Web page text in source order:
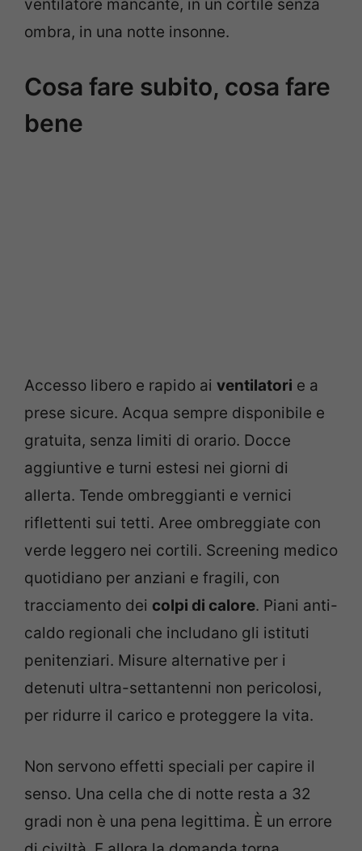
ventilatore mancante, in un cortile senza
ombra, in una notte insonne.
Cosa fare subito, cosa fare
bene
Accesso libero e rapido ai ventilatori e a
prese sicure. Acqua sempre disponibile e
gratuita, senza limiti di orario. Docce
aggiuntive e turni estesi nei giorni di
allerta. Tende ombreggianti e vernici
riflettenti sui tetti. Aree ombreggiate con
verde leggero nei cortili. Screening medico
quotidiano per anziani e fragili, con
tracciamento dei colpi di calore. Piani anti-
caldo regionali che includano gli istituti
penitenziari. Misure alternative per i
detenuti ultra-settantenni non pericolosi,
per ridurre il carico e proteggere la vita.
Non servono effetti speciali per capire il
senso. Una cella che di notte resta a 32
gradi non è una pena legittima. È un errore